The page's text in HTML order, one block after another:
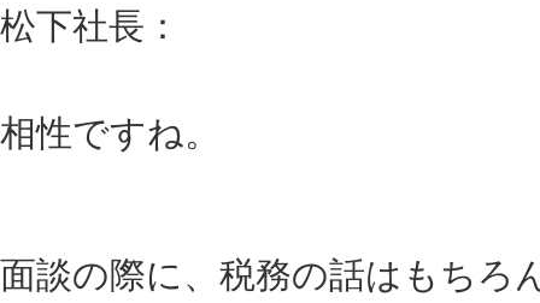
松下社長：
相性ですね。
面談の際に、税務の話はもちろ